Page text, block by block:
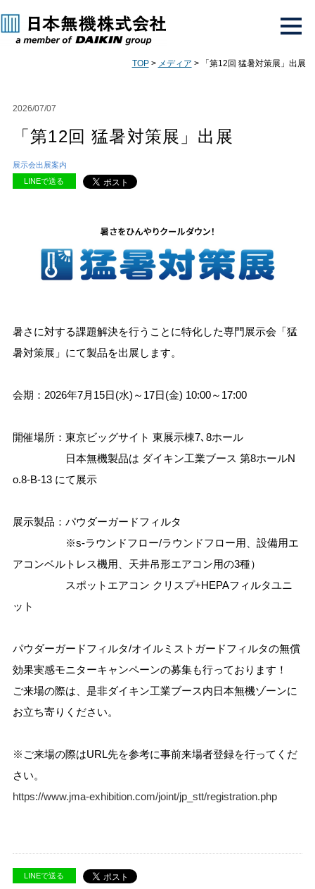
TOP> メディア > 「第12回 猛暑対策展」出展
2026/07/07
「第12回 猛暑対策展」出展
展示会出展案内
LINEで送る
暑さに対する課題解決を行うことに特化した専門展示会「猛
暑対策展」にて製品を出展します。
会期：2026年7月15日(水)～17日(金) 10:00～17:00
開催場所：東京ビッグサイト 東展示棟7､8ホール
日本無機製品は ダイキン工業ブース 第8ホールN
o.8-B-13 にて展示
展示製品：パウダーガードフィルタ
※s-ラウンドフロー/ラウンドフロー用、設備用エ
アコンベルトレス機用、天井吊形エアコン用の3種）
スポットエアコン クリスプ+HEPAフィルタユニ
ット
パウダーガードフィルタ/オイルミストガードフィルタの無償
効果実感モニターキャンペーンの募集も行っております！
ご来場の際は、是非ダイキン工業ブース内日本無機ゾーンに
お立ち寄りください。
※ご来場の際はURL先を参考に事前来場者登録を行ってくだ
さい。
https://www.jma-exhibition.com/joint/jp_stt/registration.php
LINEで送る